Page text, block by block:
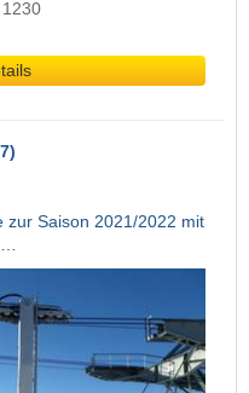
zur Saison 2021/2022 mit